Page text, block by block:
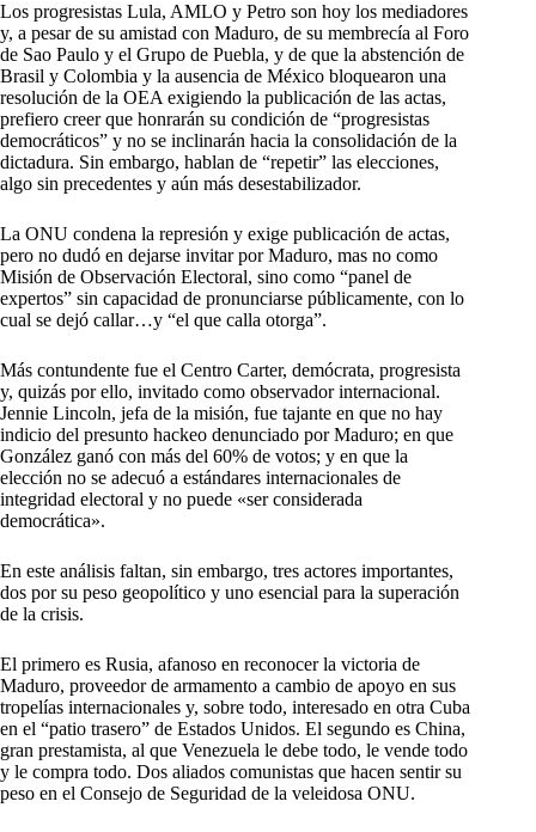
Los progresistas Lula, AMLO y Petro son hoy los mediadores
y, a pesar de su amistad con Maduro, de su membrecía al Foro
de Sao Paulo y el Grupo de Puebla, y de que la abstención de
Brasil y Colombia y la ausencia de México bloquearon una
resolución de la OEA exigiendo la publicación de las actas,
prefiero creer que honrarán su condición de “progresistas
democráticos” y no se inclinarán hacia la consolidación de la
dictadura. Sin embargo, hablan de “repetir” las elecciones,
algo sin precedentes y aún más desestabilizador.
La ONU condena la represión y exige publicación de actas,
pero no dudó en dejarse invitar por Maduro, mas no como
Misión de Observación Electoral, sino como “panel de
expertos” sin capacidad de pronunciarse públicamente, con lo
cual se dejó callar…y “el que calla otorga”.
Más contundente fue el Centro Carter, demócrata, progresista
y, quizás por ello, invitado como observador internacional.
Jennie Lincoln, jefa de la misión, fue tajante en que no hay
indicio del presunto hackeo denunciado por Maduro; en que
González ganó con más del 60% de votos; y en que la
elección no se adecuó a estándares internacionales de
integridad electoral y no puede «ser considerada
democrática».
En este análisis faltan, sin embargo, tres actores importantes,
dos por su peso geopolítico y uno esencial para la superación
de la crisis.
El primero es Rusia, afanoso en reconocer la victoria de
Maduro, proveedor de armamento a cambio de apoyo en sus
tropelías internacionales y, sobre todo, interesado en otra Cuba
en el “patio trasero” de Estados Unidos. El segundo es China,
gran prestamista, al que Venezuela le debe todo, le vende todo
y le compra todo. Dos aliados comunistas que hacen sentir su
peso en el Consejo de Seguridad de la veleidosa ONU.